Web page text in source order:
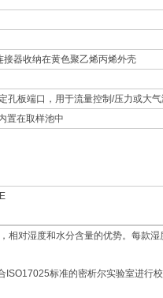
器收纳在黄色聚乙烯丙烯外壳
孔板端口，用于流量控制/压力或大
置在取样池中
对湿度和水分含量的优势。每款
标准的密析尔实验室进行校